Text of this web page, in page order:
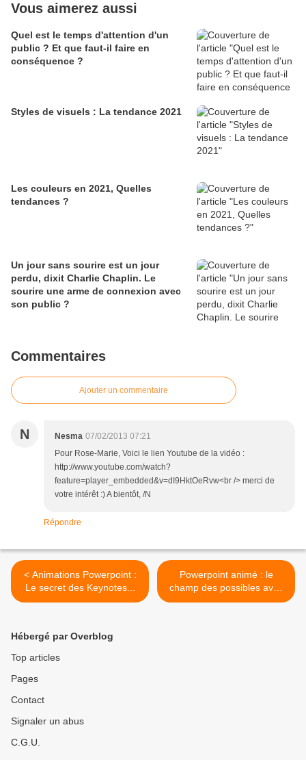
Vous aimerez aussi
Quel est le temps d'attention d'un
public ? Et que faut-il faire en
conséquence ?
Styles de visuels : La tendance 2021
Les couleurs en 2021, Quelles
tendances ?
Un jour sans sourire est un jour
perdu, dixit Charlie Chaplin. Le
sourire une arme de connexion avec
son public ?
Commentaires
Ajouter un commentaire
N Nesma 07/02/2013 07:21
Pour Rose-Marie, Voici le lien Youtube de la vidéo :
http://www.youtube.com/watch?
feature=player_embedded&v=dI9HktOeRvw<br /> merci de
votre intérêt :) A bientôt, /N
Répondre
< Animations Powerpoint :
Le secret des Keynotes...
Powerpoint animé : le
champ des possibles avec
ppt2010 >
Hébergé par Overblog
Top articles
Pages
Contact
Signaler un abus
C.G.U.